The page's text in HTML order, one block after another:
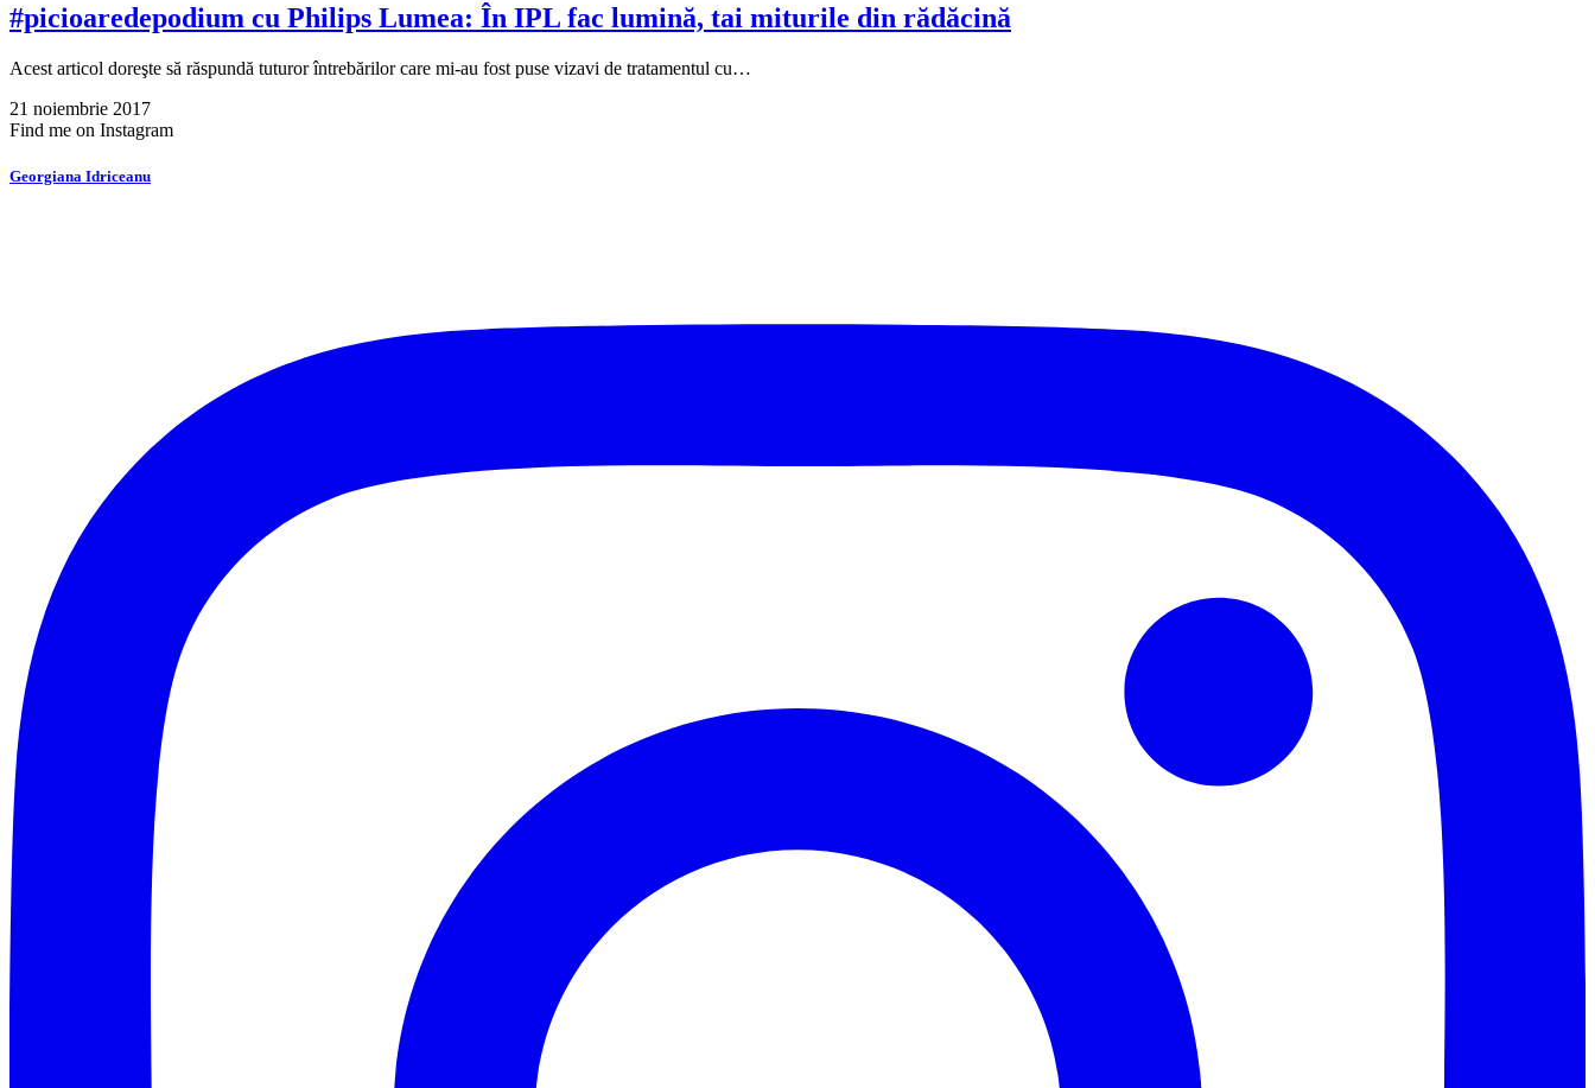
#picioaredepodium cu Philips Lumea: În IPL fac lumină, tai miturile din rădăcină
Acest articol doreşte să răspundă tuturor întrebărilor care mi-au fost puse vizavi de tratamentul cu…
21 noiembrie 2017
Find me on Instagram
Georgiana Idriceanu